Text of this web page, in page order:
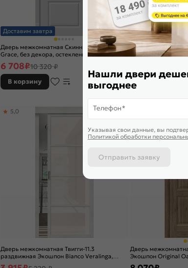
Доставим завтра
Дверь межкомнатная Скинни-15.1 Эмаль
Grace, без декора, остекленная, white
сrystal, без кромки, скиновая
6 708₽10 320 ₽
В корзину
Доставим завтра
Дверь
Grace, без декора,
В корзину
Дверь межкомнатная Твигги-11.3
раздвижная Экошпон Bianco Veralinga,
остекленная, magic fog, без кромки,
5,0
Дверь
Экошпон Original
филенчатая
Нашли двери
выгоднее
Телефон*
Указывая свои данные, вы
Политикой обработки
Отправить заявку